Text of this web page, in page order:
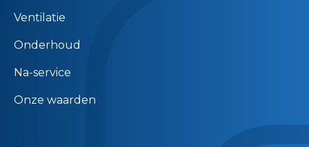
Ventilatie
Onderhoud
Na-service
Onze waarden